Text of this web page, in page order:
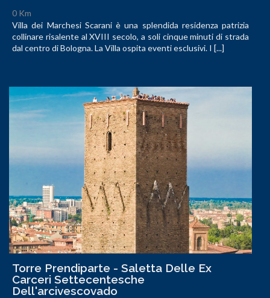
0 Km
Villa dei Marchesi Scarani è una splendida residenza patrizia
collinare risalente al XVIII secolo, a soli cinque minuti di strada
dal centro di Bologna. La Villa ospita eventi esclusivi. I [...]
Torre Prendiparte - Saletta Delle Ex
Carceri Settecentesche
Dell'arcivescovado